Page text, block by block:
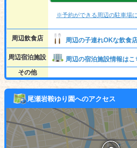
※予約ができる周辺の駐車場
周辺飲食店 周辺の子連れOKな飲食
周辺宿泊施設
周辺の宿泊施設情報はこ
その他
尾瀬岩鞍ゆり園へのアクセス